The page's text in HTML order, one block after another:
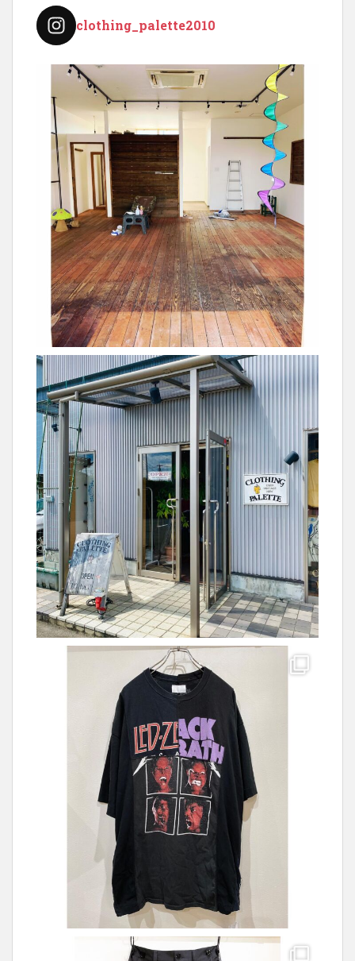
clothing_palette2010